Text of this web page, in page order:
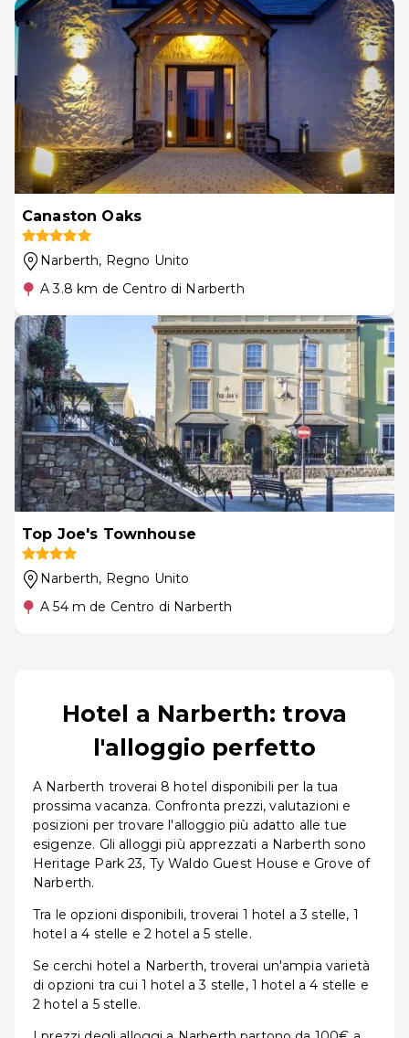
Canaston Oaks
Narberth, Regno Unito
A 3.8 km de Centro di Narberth
Top Joe's Townhouse
Narberth, Regno Unito
A 54 m de Centro di Narberth
Hotel a Narberth: trova
l'alloggio perfetto
A Narberth troverai 8 hotel disponibili per la tua
prossima vacanza. Confronta prezzi, valutazioni e
posizioni per trovare l'alloggio più adatto alle tue
esigenze. Gli alloggi più apprezzati a Narberth sono
Heritage Park 23, Ty Waldo Guest House e Grove of
Narberth.
Tra le opzioni disponibili, troverai 1 hotel a 3 stelle, 1
hotel a 4 stelle e 2 hotel a 5 stelle.
Se cerchi hotel a Narberth, troverai un'ampia varietà
di opzioni tra cui 1 hotel a 3 stelle, 1 hotel a 4 stelle e
2 hotel a 5 stelle.